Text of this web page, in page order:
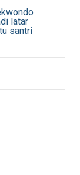
latar
santri